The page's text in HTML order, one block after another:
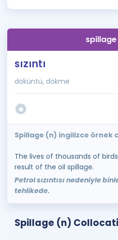
İngilizce Gramer
sızıntı
döküntü, dökme
Spillage (n) ingilizce örnek
The lives of thousands of
result of the oil spillage.
Petrol sızıntısı nedeniyle
tehlikede.
Spillage (n)